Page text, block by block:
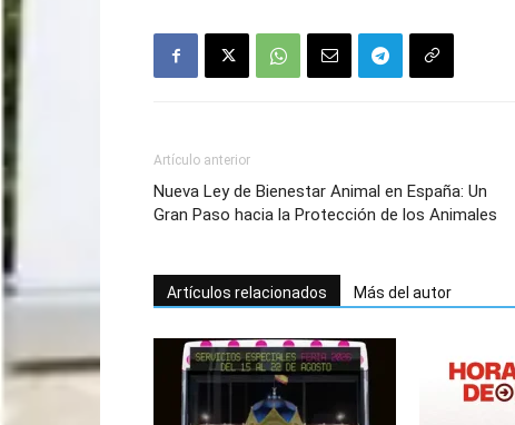
Artículo anterior
Nueva Ley de Bienestar Animal en España: Un
Gran Paso hacia la Protección de los Animales
Artículos relacionados Más del autor